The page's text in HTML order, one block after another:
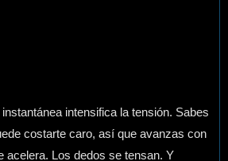
intensifica la tensión. Sabes
costarte caro, así que avanzas con
acelera. Los dedos se tensan. Y